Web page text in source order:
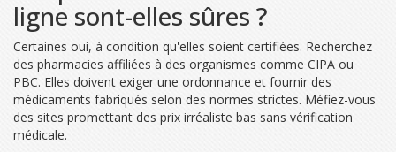
ligne sont-elles sûres ?
Certaines oui, à condition qu'elles soient certifiées. Recherchez
des pharmacies affiliées à des organismes comme CIPA ou
PBC. Elles doivent exiger une ordonnance et fournir des
médicaments fabriqués selon des normes strictes. Méfiez-vous
des sites promettant des prix irréaliste bas sans vérification
médicale.